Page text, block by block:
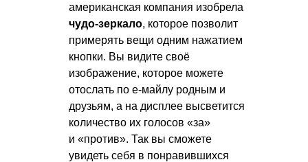
американская компания изобрела
чудо-зеркало, которое позволит
примерять вещи одним нажатием
кнопки. Вы видите своё
изображение, которое можете
отослать по е-майлу родным и
друзьям, а на дисплее высветится
количество их голосов «за»
и «против». Так вы сможете
увидеть себя в понравившихся